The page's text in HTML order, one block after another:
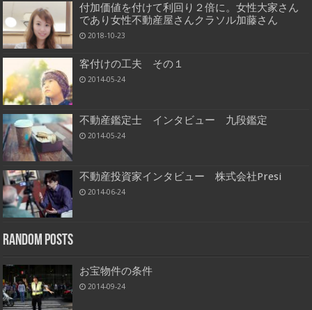
付加価値を付けて利回り２倍に。女性大家さん
であり女性不動産屋さんクラソル加藤さん
2018-10-23
客付けの工夫 その１
2014-05-24
不動産鑑定士 インタビュー 九段鑑定
2014-05-24
不動産投資家インタビュー 株式会社Presi
2014-06-24
Random Posts
お宝物件の条件
2014-09-24